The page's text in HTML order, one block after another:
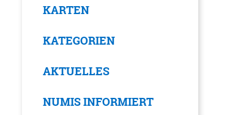
KARTEN
KATEGORIEN
AKTUELLES
NUMIS INFORMIERT